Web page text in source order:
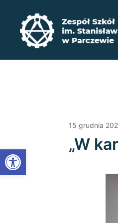
Open toolbar
treści
Zespół Szkół im.
15 grudnia
„W